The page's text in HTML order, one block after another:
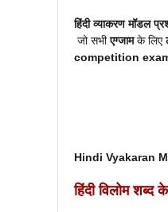
हिंदी व्याकरण मॉडल
जो सभीएग्जामके लिए
competition
Hindi Vyakaran
हिंदी विलोम शब्द